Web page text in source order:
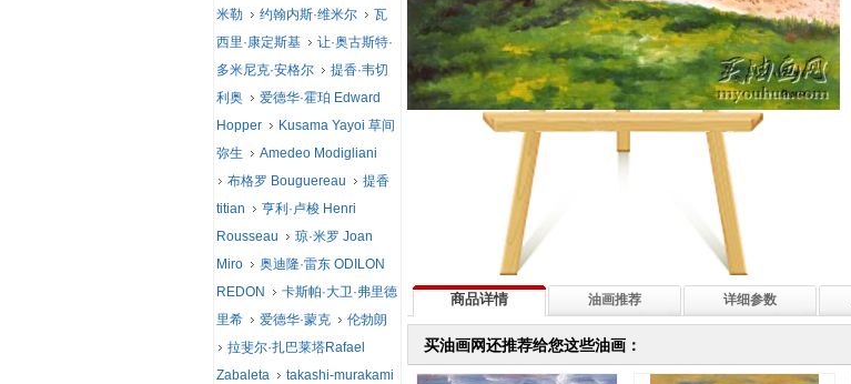
商品详情 油画推荐 详细参数
买油画网还推荐给您这些油画：
米勒
约翰内斯·维米尔
瓦
西里·康定斯基
让·奥古斯特·
多米尼克·安格尔
提香·韦切
利奥
爱德华·霍珀 Edward
Hopper
Kusama Yayoi 草间
弥生
Amedeo Modigliani
布格罗 Bouguereau
提香
titian
亨利·卢梭 Henri
Rousseau
琼·米罗 Joan
Miro
奥迪隆·雷东 ODILON
REDON
卡斯帕·大卫·弗里德
里希
爱德华·蒙克
伦勃朗
拉斐尔·扎巴莱塔Rafael
Zabaleta
takashi-murakami